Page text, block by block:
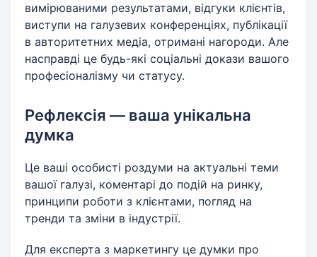
вимірюваними результатами, відгуки клієнтів,
виступи на галузевих конференціях, публікації
в авторитетних медіа, отримані нагороди. Але
насправді це будь-які соціальні докази вашого
професіоналізму чи статусу.
Рефлексія — ваша унікальна
думка
Це ваші особисті роздуми на актуальні теми
вашої галузі, коментарі до подій на ринку,
принципи роботи з клієнтами, погляд на
тренди та зміни в індустрії.
Для експерта з маркетингу це думки про